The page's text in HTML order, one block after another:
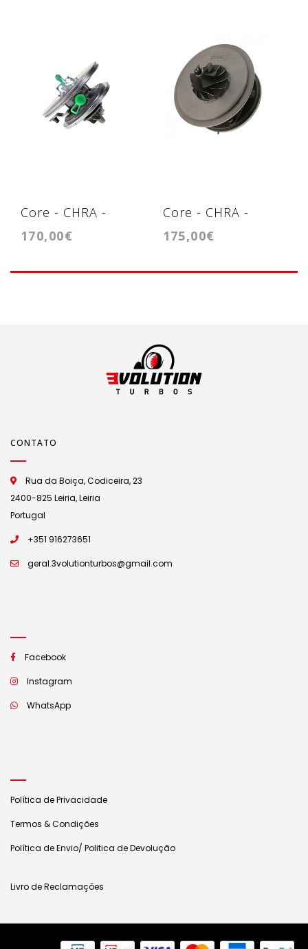
Core - CHRA -
Cartridge - KP35
170,00€
Core - CHRA -
Cartridge RHV4-T39
175,00€
CONTATO
Rua da Boiça, Codiceira, 23
2400-825 Leiria, Leiria
Portugal
+351 916273651
geral.3volutionturbos@gmail.com
Facebook
Instagram
WhatsApp
Política de Privacidade
Termos & Condições
Política de Envio/ Politica de Devolução
Livro de Reclamações